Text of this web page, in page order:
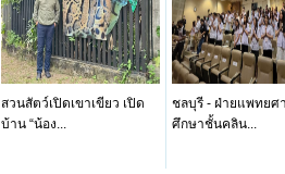
สวนสัตว์เปิดเขาเขียว เปิด
บ้าน “น้อง...
ชลบุรี - ฝ่ายแพทยศ
ศึกษาชั้นคลิน...